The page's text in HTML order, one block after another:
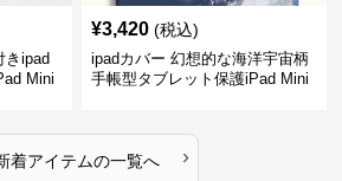
きipad
Mini
¥3,420 (税込)
ipadカバー 幻想的な海洋宇宙柄
手帳型タブレット保護iPad Mini
着アイテムの一覧へ ›